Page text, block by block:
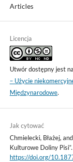
Articles
Licencja
Utwór dostępny jest
– Użycie
Międzynarodowe.
Jak cytować
Chmielecki, Błażej,
Kulturowe Doliny Pisi”.
https://doi.org/